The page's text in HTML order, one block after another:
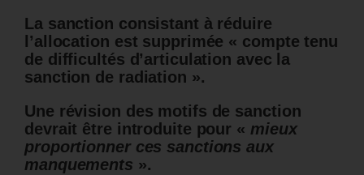
La sanction consistant à réduire
l’allocation est supprimée « compte tenu
de difficultés d’articulation avec la
sanction de radiation ».
Une révision des motifs de sanction
devrait être introduite pour « mieux
proportionner ces sanctions aux
manquements ».